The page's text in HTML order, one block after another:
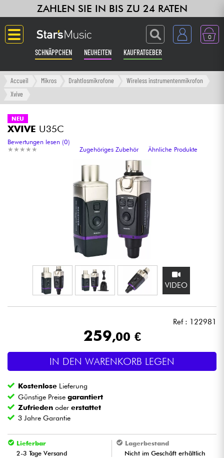
ZAHLEN SIE IN BIS ZU 24 RATEN
0
SCHNÄPPCHEN NEUHEITEN KAUFRATGEBER
Langue
Verstärker & Effekte
Klaviere & Piano
Synths & samplers
DJ
Drums
Blasinstrumente
Violinen & Quartett
Kinder
Accueil Mikros Drahtlosmikrofone
Wireless instrumentenmikrofon
Xvive
NEU
XVIVE U35C
★ ★ ★ ★ ★
★ ★ ★ ★ ★
Bewertungen lesen (0)
Zugehöriges Zubehör
Ähnliche Produkte
VIDEO
Ref : 122981
259,00 €
IN DEN WARENKORB LEGEN
Kostenlose Lieferung
Günstige Preisegarantiert
Zufrieden odererstattet
3 Jahre Garantie
Lieferbar
2-3 Tage Versand
Lagerbestand
Nicht im Geschäft erhältlich